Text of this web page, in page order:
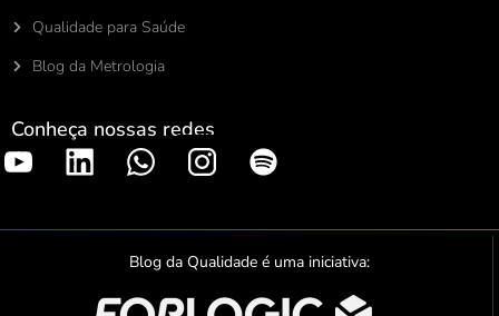
Qualidade para Saúde
Blog da Metrologia
Conheça nossas redes
S
o
t
Blog da Qualidade é uma iniciativa: